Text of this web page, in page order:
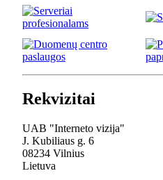
Rekvizitai
UAB "Interneto vizija"
J. Kubiliaus g. 6
08234 Vilnius
Lietuva